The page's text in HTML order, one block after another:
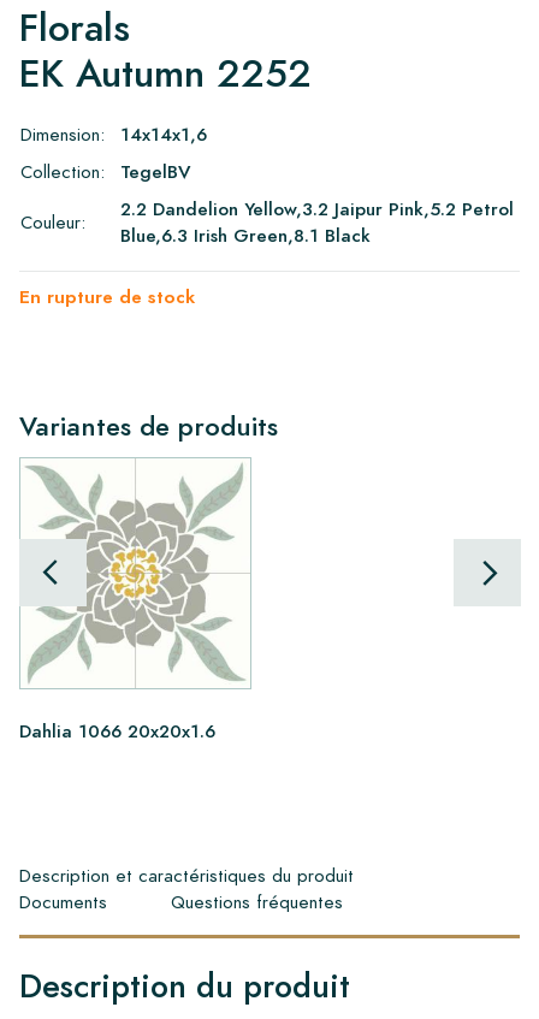
Florals
EK Autumn 2252
Dimension:
14x14x1,6
Collection:
TegelBV
Couleur:
2.2 Dandelion Yellow,3.2 Jaipur Pink,5.2 Petrol
Blue,6.3 Irish Green,8.1 Black
En rupture de stock
Variantes de produits
Dahlia 1066 20x20x1.6
Description et caractéristiques du produit
Documents
Questions fréquentes
Description du produit